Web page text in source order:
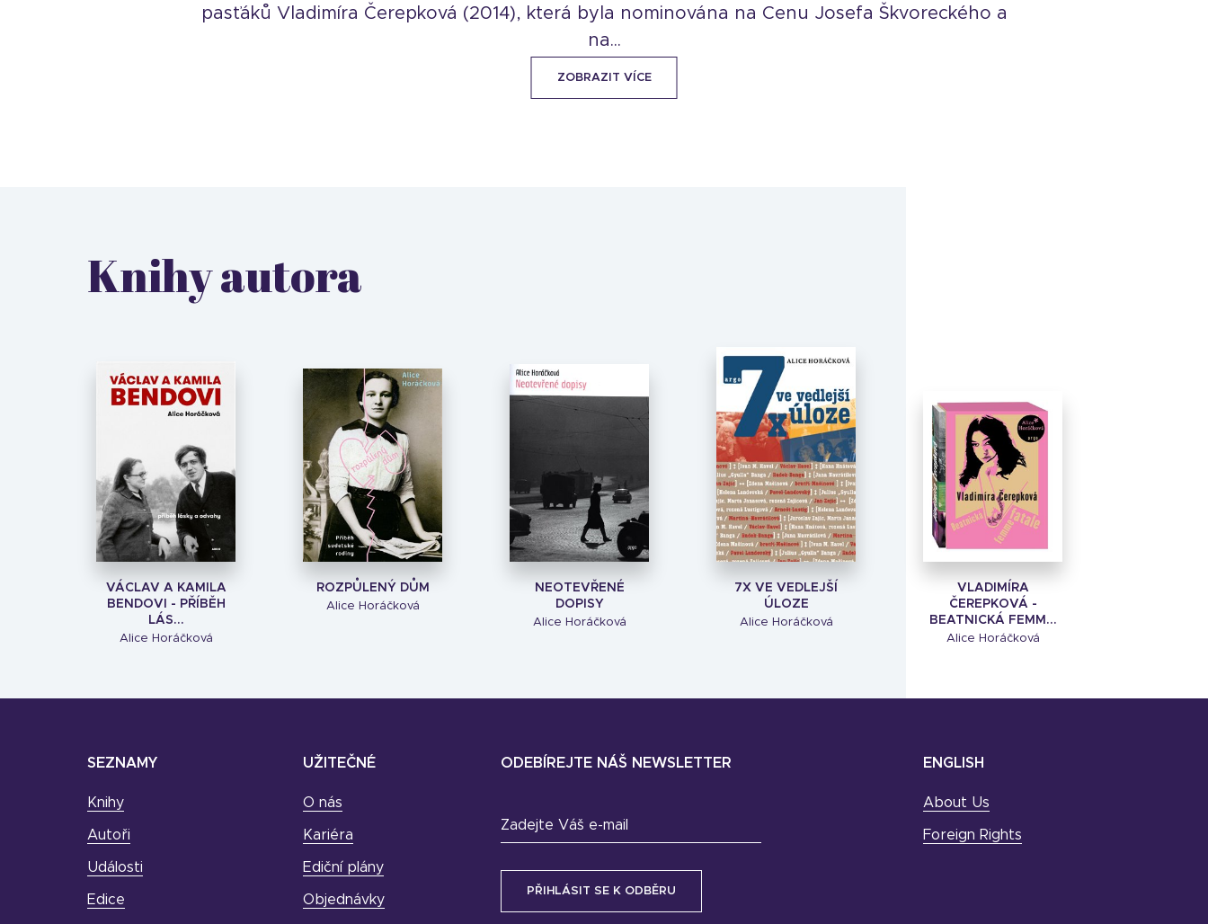
pasťáků Vladimíra Čerepková (2014), která byla nominována na Cenu Josefa Škvoreckého a
na...
ZOBRAZIT VÍCE
Knihy autora
VÁCLAV A KAMILA
BENDOVI - PŘÍBĚH
LÁS...
Alice Horáčková
ROZPŮLENÝ DŮM
Alice Horáčková
NEOTEVŘENÉ
DOPISY
Alice Horáčková
7X VE VEDLEJŠÍ
ÚLOZE
Alice Horáčková
VLADIMÍRA
ČEREPKOVÁ -
BEATNICKÁ FEMM...
Alice Horáčková
SEZNAMY
Knihy
Autoři
Události
Edice
UŽITEČNÉ
O nás
Kariéra
Ediční plány
Objednávky
ODEBÍREJTE NÁŠ NEWSLETTER
Zadejte Váš e-mail
ENGLISH
About Us
Foreign Rights